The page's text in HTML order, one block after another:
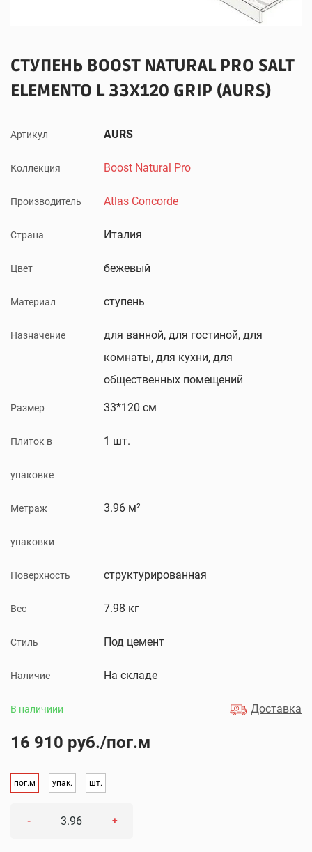
СТУПЕНЬ BOOST NATURAL PRO SALT
ELEMENTO L 33X120 GRIP (AURS)
Артикул AURS
Коллекция Boost Natural Pro
Производитель Atlas Concorde
Страна Италия
Цвет бежевый
Материал ступень
Назначение
для ванной, для гостиной, для
комнаты, для кухни, для
общественных помещений
Размер 33*120 см
Плиток в
упаковке
1 шт.
Метраж
упаковки
3.96 м²
Поверхность структурированная
Вес 7.98 кг
Стиль Под цемент
Наличие На складе
В наличиии Доставка
16 910 руб./пог.м
пог.м упак. шт.
- +